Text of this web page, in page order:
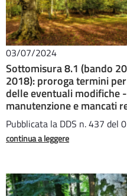
03/07/2024
Sottomisura 8.1 (bando
2018): proroga termini
delle eventuali modifiche
manutenzione e mancati
Pubblicata la DDS n. 437 del
continua a leggere